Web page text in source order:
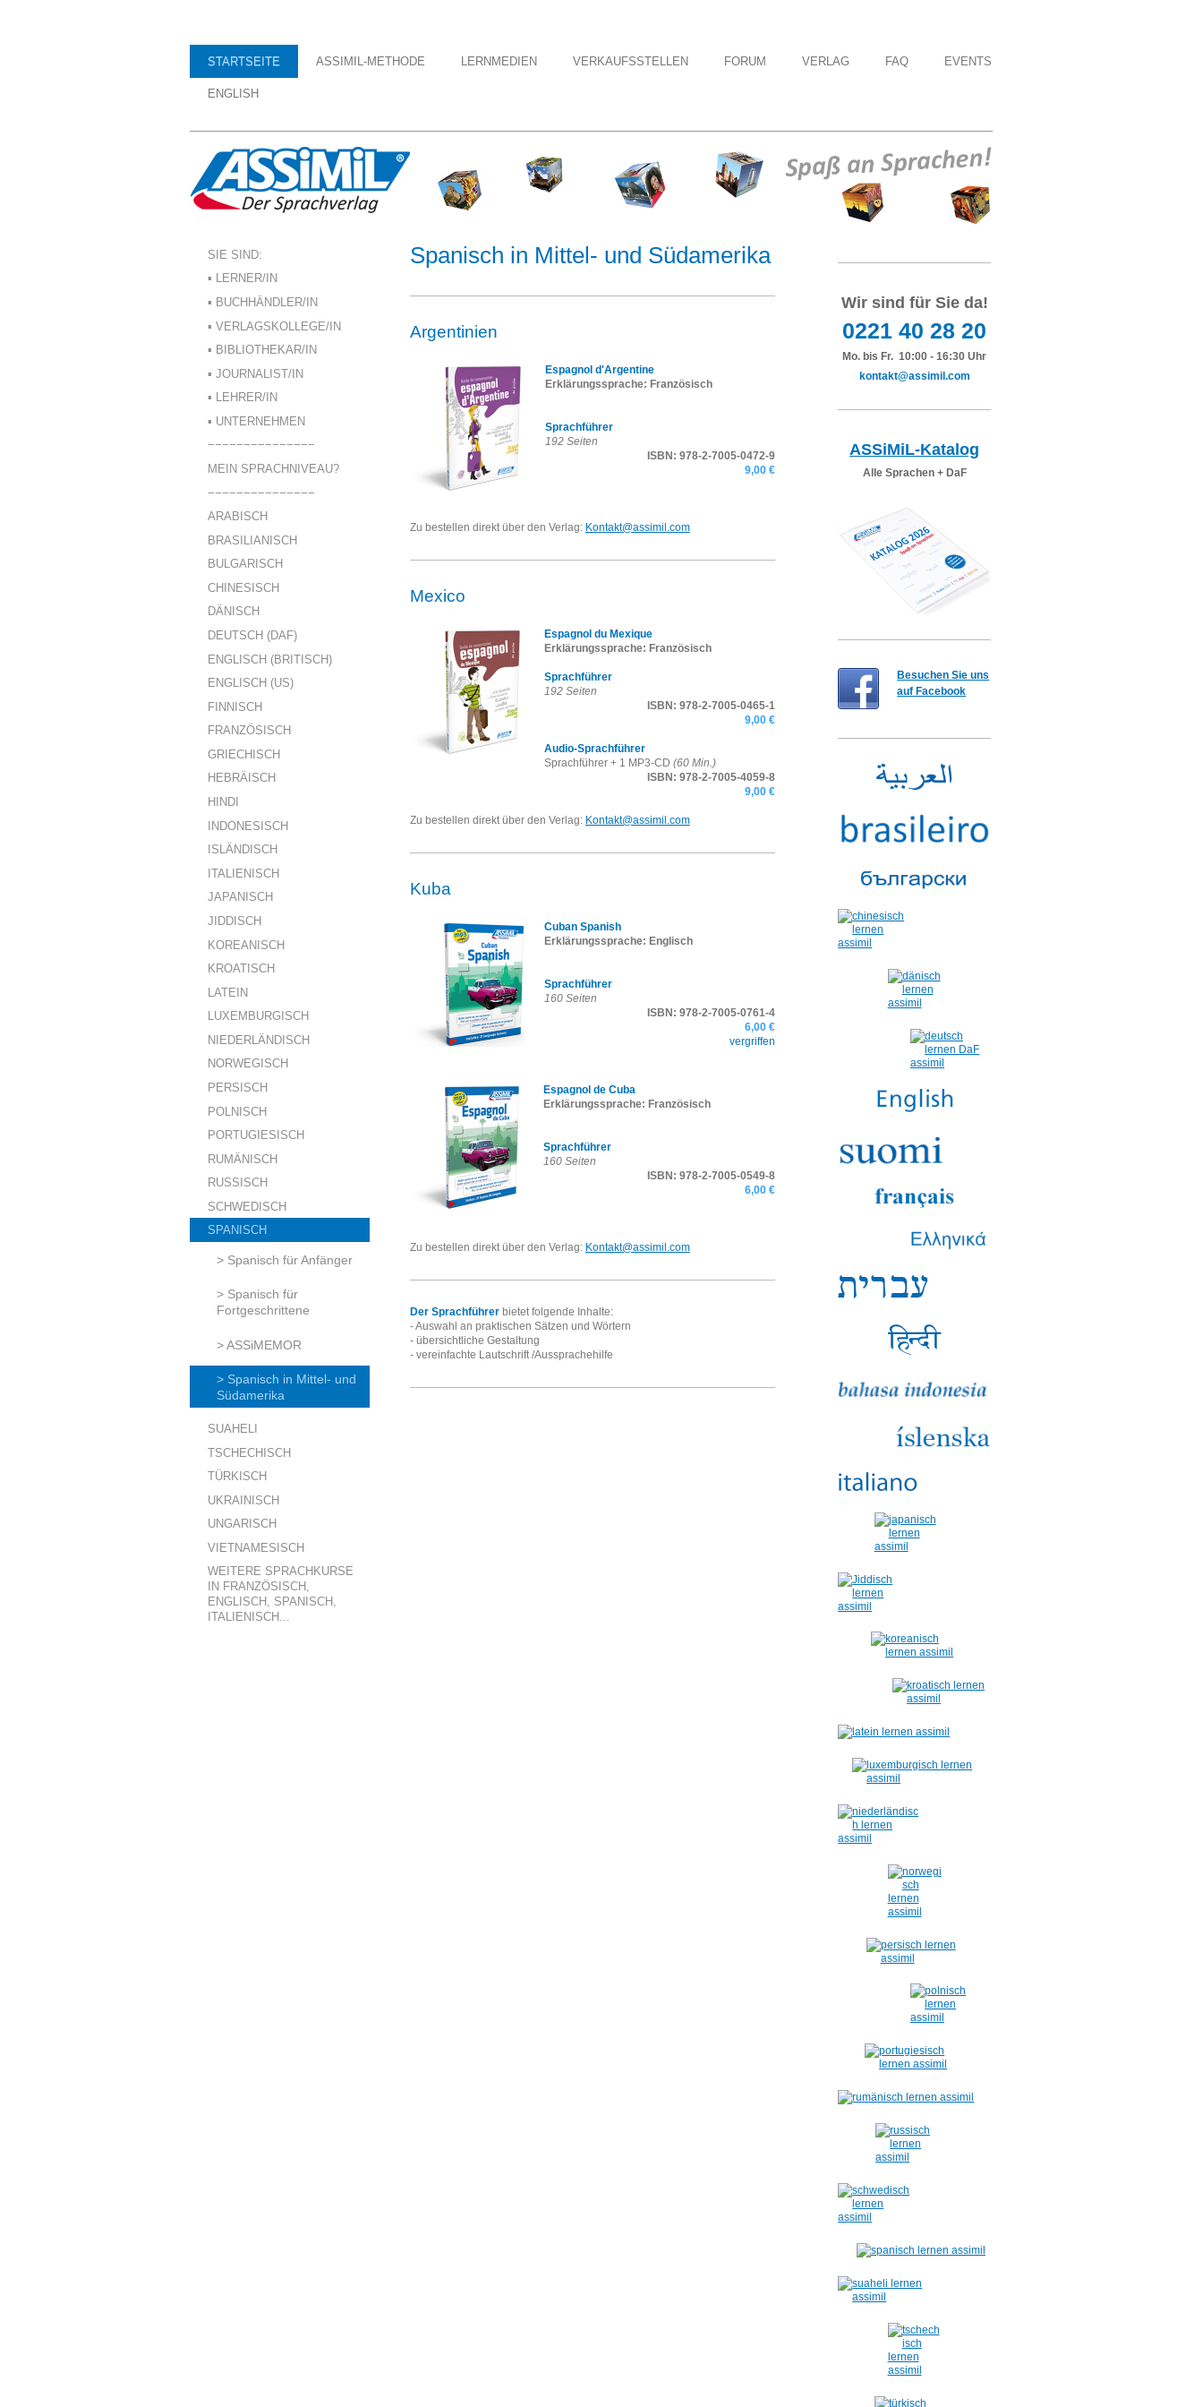
STARTSEITE ASSIMIL-METHODE LERNMEDIEN VERKAUFSSTELLEN FORUM VERLAG FAQ EVENTS
ENGLISH
SIE SIND:
▪ LERNER/IN
▪ BUCHHÄNDLER/IN
▪ VERLAGSKOLLEGE/IN
▪ BIBLIOTHEKAR/IN
▪ JOURNALIST/IN
▪ LEHRER/IN
▪ UNTERNEHMEN
−−−−−−−−−−−−−−−
MEIN SPRACHNIVEAU?
−−−−−−−−−−−−−−−
ARABISCH
BRASILIANISCH
BULGARISCH
CHINESISCH
DÄNISCH
DEUTSCH (DAF)
ENGLISCH (BRITISCH)
ENGLISCH (US)
FINNISCH
FRANZÖSISCH
GRIECHISCH
HEBRÄISCH
HINDI
INDONESISCH
ISLÄNDISCH
ITALIENISCH
JAPANISCH
JIDDISCH
KOREANISCH
KROATISCH
LATEIN
LUXEMBURGISCH
NIEDERLÄNDISCH
NORWEGISCH
PERSISCH
POLNISCH
PORTUGIESISCH
RUMÄNISCH
RUSSISCH
SCHWEDISCH
SPANISCH
> Spanisch für Anfänger
> Spanisch für
Fortgeschrittene
> ASSiMEMOR
> Spanisch in Mittel- und
Südamerika
SUAHELI
TSCHECHISCH
TÜRKISCH
UKRAINISCH
UNGARISCH
VIETNAMESISCH
WEITERE SPRACHKURSE
IN FRANZÖSISCH,
ENGLISCH, SPANISCH,
ITALIENISCH...
Spanisch in Mittel- und Südamerika
Argentinien
Espagnol d'Argentine
Erklärungssprache: Französisch
Sprachführer
192 Seiten
ISBN: 978-2-7005-0472-9
9,00 €
Zu bestellen direkt über den Verlag: Kontakt@assimil.com
Mexico
Espagnol du Mexique
Erklärungssprache: Französisch
Sprachführer
192 Seiten
ISBN: 978-2-7005-0465-1
9,00 €
Audio-Sprachführer
Sprachführer + 1 MP3-CD (60 Min.)
ISBN: 978-2-7005-4059-8
9,00 €
Zu bestellen direkt über den Verlag: Kontakt@assimil.com
Kuba
Cuban Spanish
Erklärungssprache: Englisch
Sprachführer
160 Seiten
ISBN: 978-2-7005-0761-4
6,00 €
vergriffen
Espagnol de Cuba
Erklärungssprache: Französisch
Sprachführer
160 Seiten
ISBN: 978-2-7005-0549-8
6,00 €
Zu bestellen direkt über den Verlag: Kontakt@assimil.com
Der Sprachführerbietet folgende Inhalte:
- Auswahl an praktischen Sätzen und Wörtern
- übersichtliche Gestaltung
- vereinfachte Lautschrift /Aussprachehilfe
Wir sind für Sie da!
0221 40 28 20
Mo. bis Fr. 10:00 - 16:30 Uhr
kontakt@assimil.com
ASSiMiL-Katalog
Alle Sprachen + DaF
Besuchen Sie uns
auf Facebook